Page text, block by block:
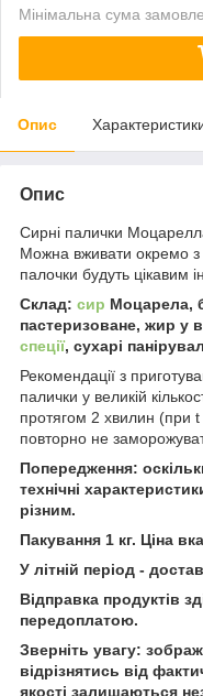
Мінімальна сума
Опис
Опис
Сирні палички
Можна вживати окремо з
палочки будуть цікавим
Склад: сир Моцарела,
пастеризоване, жир у
спеції, сухарі
Рекомендації з
палички у великій
протягом 2 хвилин (при
повторно не
Попередження:
технічні
різним.
Пакування 1 кг. Ціна
У літній період -
Відправка продуктів
передоплатою.
Зверніть увагу:
відрізнятись від
якості залишаються